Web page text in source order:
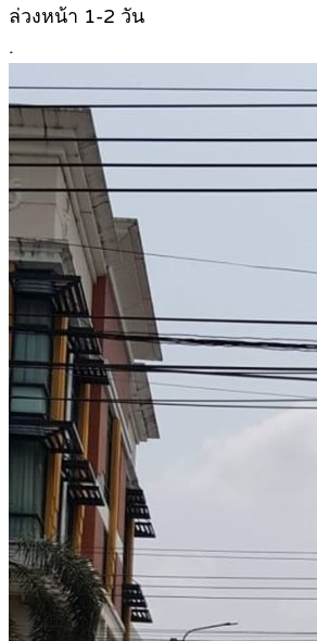
ล่วงหน้า 1-2 วัน
.